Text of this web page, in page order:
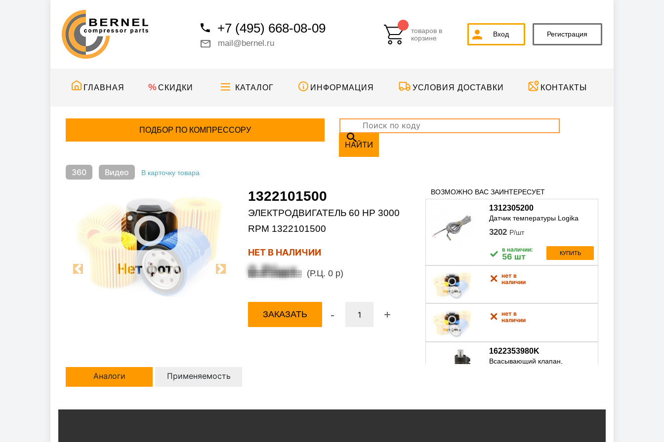
+7 (495) 668-08-09
mail@bernel.ru
товаров в
корзине
Вход Регистрация
ГЛАВНАЯ СКИДКИ КАТАЛОГ ИНФОРМАЦИЯ УСЛОВИЯ ДОСТАВКИ КОНТАКТЫ
ПОДБОР ПО КОМПРЕССОРУ
НАЙТИ
360 Видео В карточку товара
Previous Next
1322101500
ЭЛЕКТРОДВИГАТЕЛЬ 60 HP 3000
RPM 1322101500
НЕТ В НАЛИЧИИ
0 Р/шт (Р.Ц. 0 р)
ЗАКАЗАТЬ - +
ВОЗМОЖНО ВАС ЗАИНТЕРЕСУЕТ
1312305200
Датчик температуры Logika
3202 Р/шт
✓ в наличии:
56 шт КУПИТЬ
✕ нет в
наличии
✕ нет в
наличии
1622353980K
Всасывающий клапан,
✓ 4 шт
Аналоги Применяемость